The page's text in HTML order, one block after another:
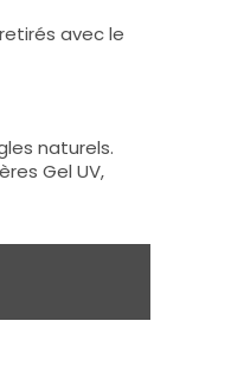
avec le
naturels.
Gel UV,